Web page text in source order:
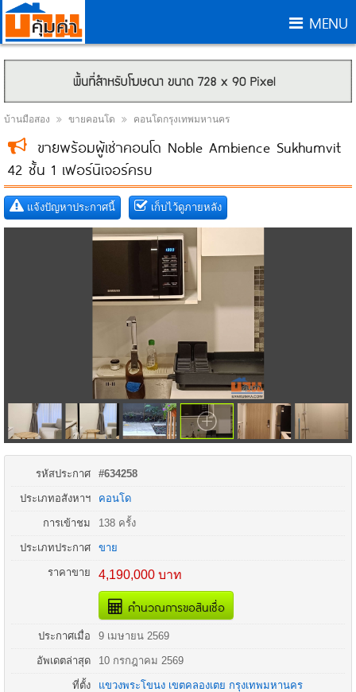
MENU
บ้านมือสอง ขายคอนโด คอนโดกรุงเทพมหานคร
ขายพร้อมผู้เช่าคอนโด Noble Ambience Sukhumvit
42 ชั้น 1 เฟอร์นิเจอร์ครบ
แจ้งปัญหาประกาศนี้ เก็บไว้ดูภายหลัง
รหัสประกาศ #634258
ประเภทอสังหาฯ คอนโด
การเข้าชม 138 ครั้ง
ประเภทประกาศ ขาย
ราคาขาย 4,190,000 บาท
คำนวณการขอสินเชื่อ
ประกาศเมื่อ 9 เมษายน 2569
อัพเดตล่าสุด 10 กรกฎาคม 2569
ที่ตั้ง แขวงพระโขนง เขตคลองเตย กรุงเทพมหานคร